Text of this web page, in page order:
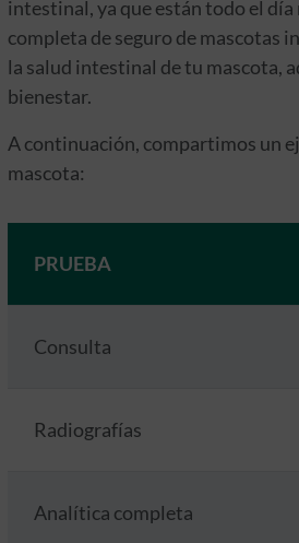
intestinal, ya que están todo el
completa de seguro de mascotas
la salud intestinal de tu mascota,
bienestar.
A continuación, compartimos un
mascota:
PRUEBA
Consulta
Radiografías
Analítica completa